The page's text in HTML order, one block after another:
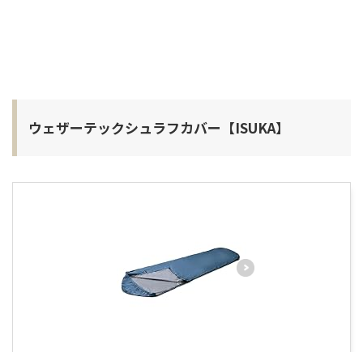
ウェザーテックシュラフカバー【ISUKA】